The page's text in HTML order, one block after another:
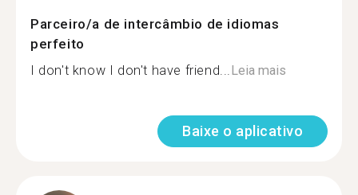
Parceiro/a de intercâmbio de idiomas
perfeito
I don't know I don't have friend... Leia mais
Baixe o aplicativo